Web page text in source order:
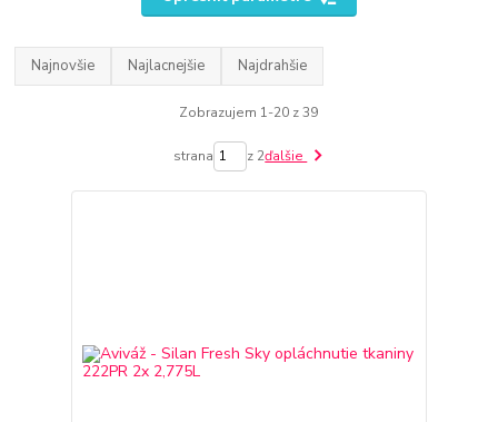
Najnovšie Najlacnejšie Najdrahšie
Zobrazujem 1-20 z 39
strana z 2ďalšie